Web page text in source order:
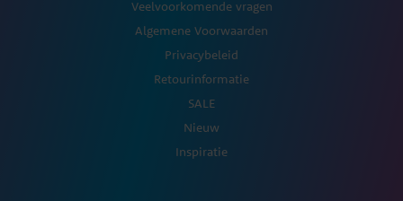
Veelvoorkomende vragen
Algemene Voorwaarden
Privacybeleid
Retourinformatie
SALE
Nieuw
Inspiratie